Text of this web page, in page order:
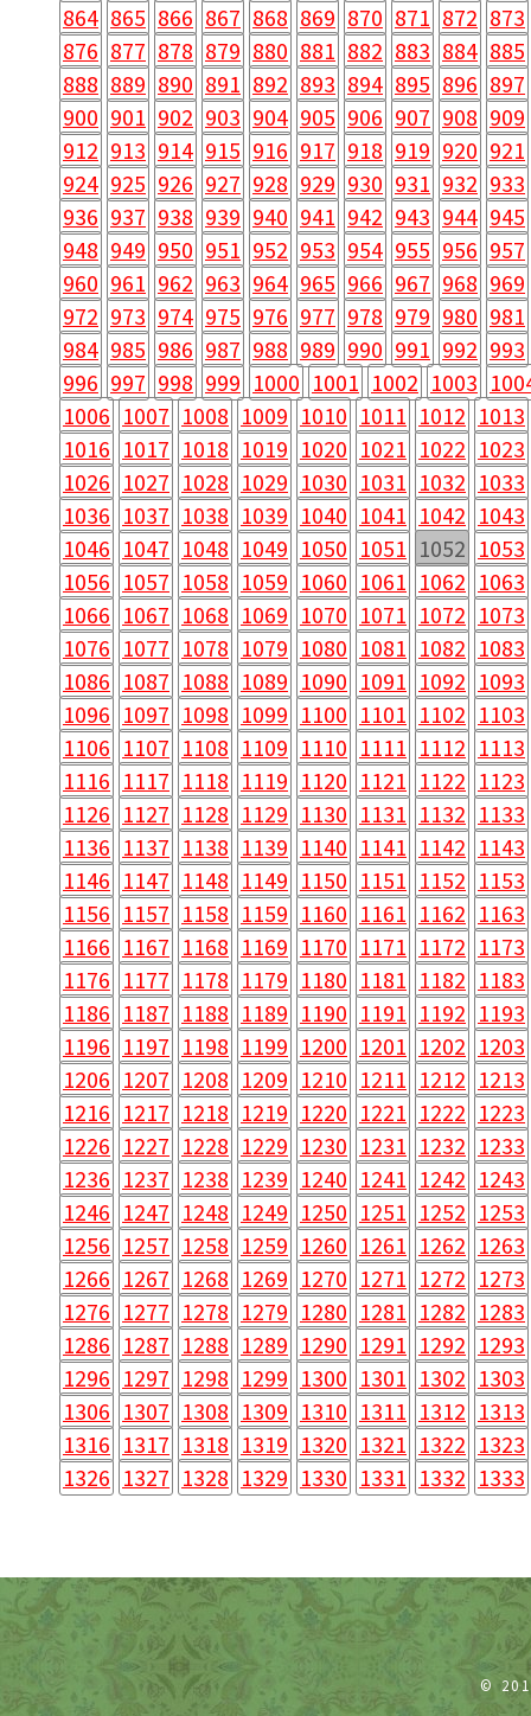
864 865 866 867 868 869 870 871 872 873
876 877 878 879 880 881 882 883 884 885
888 889 890 891 892 893 894 895 896 897
900 901 902 903 904 905 906 907 908 909
912 913 914 915 916 917 918 919 920 921
924 925 926 927 928 929 930 931 932 933
936 937 938 939 940 941 942 943 944 945
948 949 950 951 952 953 954 955 956 957
960 961 962 963 964 965 966 967 968 969
972 973 974 975 976 977 978 979 980 981
984 985 986 987 988 989 990 991 992 993
996 997 998 999 1000 1001 1002 1003
1006 1007 1008 1009 1010 1011 1012 1013
1016 1017 1018 1019 1020 1021 1022 1023
1026 1027 1028 1029 1030 1031 1032 1033
1036 1037 1038 1039 1040 1041 1042 1043
1046 1047 1048 1049 1050 1051 1052 1053
1056 1057 1058 1059 1060 1061 1062 1063
1066 1067 1068 1069 1070 1071 1072 1073
1076 1077 1078 1079 1080 1081 1082 1083
1086 1087 1088 1089 1090 1091 1092 1093
1096 1097 1098 1099 1100 1101 1102 1103
1106 1107 1108 1109 1110 1111 1112 1113
1116 1117 1118 1119 1120 1121 1122 1123
1126 1127 1128 1129 1130 1131 1132 1133
1136 1137 1138 1139 1140 1141 1142 1143
1146 1147 1148 1149 1150 1151 1152 1153
1156 1157 1158 1159 1160 1161 1162 1163
1166 1167 1168 1169 1170 1171 1172 1173
1176 1177 1178 1179 1180 1181 1182 1183
1186 1187 1188 1189 1190 1191 1192 1193
1196 1197 1198 1199 1200 1201 1202 1203
1206 1207 1208 1209 1210 1211 1212 1213
1216 1217 1218 1219 1220 1221 1222 1223
1226 1227 1228 1229 1230 1231 1232 1233
1236 1237 1238 1239 1240 1241 1242 1243
1246 1247 1248 1249 1250 1251 1252 1253
1256 1257 1258 1259 1260 1261 1262 1263
1266 1267 1268 1269 1270 1271 1272 1273
1276 1277 1278 1279 1280 1281 1282 1283
1286 1287 1288 1289 1290 1291 1292 1293
1296 1297 1298 1299 1300 1301 1302 1303
1306 1307 1308 1309 1310 1311 1312 1313
1316 1317 1318 1319 1320 1321 1322 1323
1326 1327 1328 1329 1330 1331 1332 1333
©